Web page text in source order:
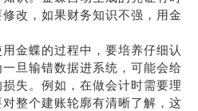
改，如果财务知识不强，用金
金蝶的过程中，要培养仔细认
旦输错数据进系统，可能会给
失。例如，在做会计时需要理
整个建账轮廓有清晰了解，这